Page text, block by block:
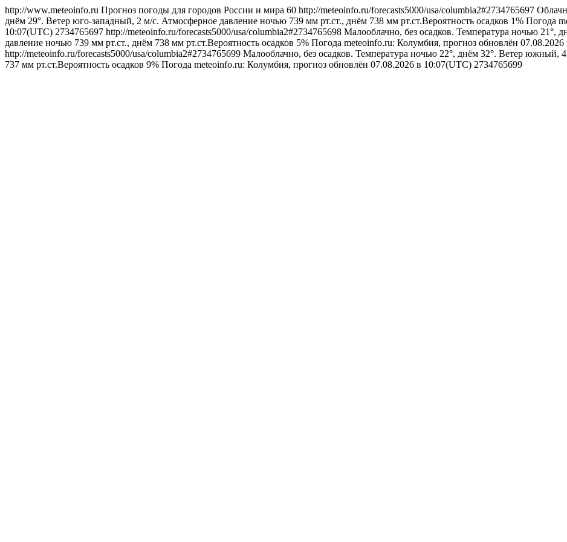
http://www.meteoinfo.ru Прогноз погоды для городов России и мира 60 http://meteoinfo.ru/forecasts5000/usa/columbia2#2734765697
днём 29°. Ветер юго-западный, 2 м/с. Атмосферное давление ночью 739 мм рт.ст., днём 738 мм рт.ст.Вероятность осадков 1% Погода
10:07(UTC) 2734765697 http://meteoinfo.ru/forecasts5000/usa/columbia2#2734765698 Малооблачно, без осадков. Температура ночью 21°,
давление ночью 739 мм рт.ст., днём 738 мм рт.ст.Вероятность осадков 5% Погода meteoinfo.ru: Колумбия, прогноз обновлён
http://meteoinfo.ru/forecasts5000/usa/columbia2#2734765699 Малооблачно, без осадков. Температура ночью 22°, днём 32°. Ветер южный,
737 мм рт.ст.Вероятность осадков 9% Погода meteoinfo.ru: Колумбия, прогноз обновлён 07.08.2026 в 10:07(UTC) 2734765699